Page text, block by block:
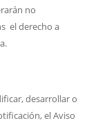
no
el derecho a
desarrollar o
el Aviso